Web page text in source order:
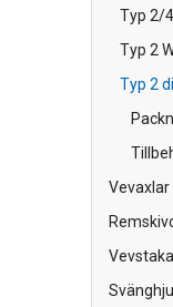
Typ 2/
Typ 2
Typ 2
Vevaxlar
Svänghjul